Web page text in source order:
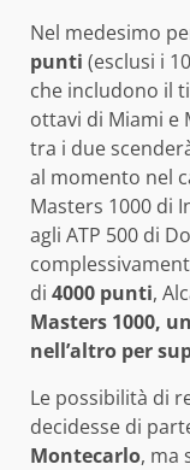
Nel medesimo
punti (esclusi i
che includono il
ottavi di Miami e
tra i due
al momento nel
Masters 1000 di
agli ATP 500 di
di 4000 punti,
Masters 1000,
nell’altro per
Le possibilità di
decidesse di
Montecarlo, ma